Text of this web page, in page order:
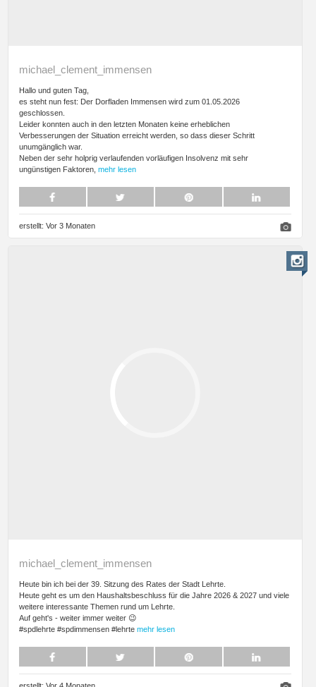
michael_clement_immensen
Hallo und guten Tag,
es steht nun fest: Der Dorfladen Immensen wird zum 01.05.2026
geschlossen.
Leider konnten auch in den letzten Monaten keine erheblichen
Verbesserungen der Situation erreicht werden, so dass dieser Schritt
unumgänglich war.
Neben der sehr holprig verlaufenden vorläufigen Insolvenz mit sehr
ungünstigen Faktoren, mehr lesen
erstellt: Vor 3 Monaten
michael_clement_immensen
Heute bin ich bei der 39. Sitzung des Rates der Stadt Lehrte.
Heute geht es um den Haushaltsbeschluss für die Jahre 2026 & 2027 und viele
weitere interessante Themen rund um Lehrte.
Auf geht's - weiter immer weiter 😉
#spdlehrte #spdimmensen #lehrte mehr lesen